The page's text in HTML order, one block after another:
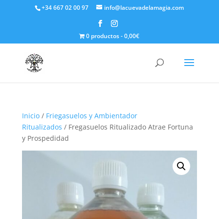
+34 667 02 00 97 info@lacuevadelamagia.com
0 productos 0,00€
Inicio/ Friegasuelos y Ambientador
Ritualizados / Fregasuelos Ritualizado Atrae Fortuna
y Prospedidad